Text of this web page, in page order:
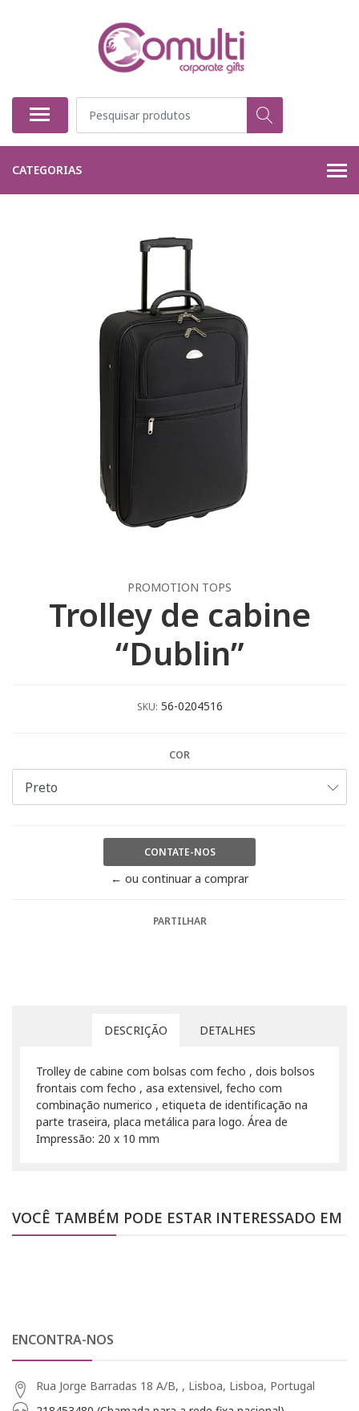
CATEGORIAS
PROMOTION TOPS
Trolley de cabine
“Dublin”
SKU: 56-0204516
COR
CONTATE-NOS
← ou continuar a comprar
PARTILHAR
DESCRIÇÃO DETALHES
Trolley de cabine com bolsas com fecho , dois bolsos
frontais com fecho , asa extensivel, fecho com
combinação numerico , etiqueta de identificação na
parte traseira, placa metálica para logo. Área de
Impressão: 20 x 10 mm
VOCÊ TAMBÉM PODE ESTAR INTERESSADO EM
ENCONTRA-NOS
Rua Jorge Barradas 18 A/B, , Lisboa, Lisboa, Portugal